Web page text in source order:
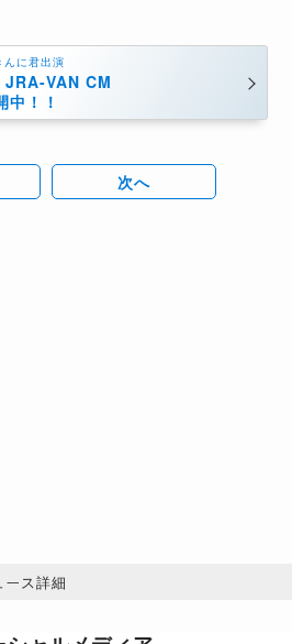
んに君出演
VAN CM
中！！
次へ
ース詳細